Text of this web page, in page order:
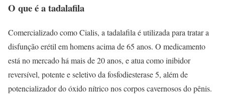
O que é a tadalafila
Comercializado como Cialis, a tadalafila é utilizada para tratar a
disfunção erétil em homens acima de 65 anos. O medicamento
está no mercado há mais de 20 anos, e atua como inibidor
reversível, potente e seletivo da fosfodiesterase 5, além de
potencializador do óxido nítrico nos corpos cavernosos do pênis.